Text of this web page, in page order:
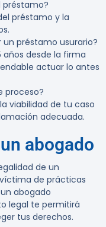
préstamo?
préstamo y la
un préstamo usurario?
años desde la firma
actuar lo antes
proceso?
viabilidad de tu caso
adecuada.
abogado
de un
de prácticas
abogado
legal te permitirá
tus derechos.